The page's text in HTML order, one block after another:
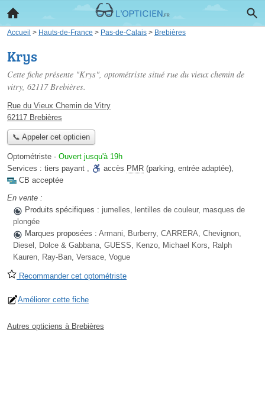
Accueil > Hauts-de-France > Pas-de-Calais > Brebières
Krys
Cette fiche présente "Krys", optométriste situé rue du vieux chemin de
vitry, 62117 Brebières.
Rue du Vieux Chemin de Vitry
62117 Brebières
📞 Appeler cet opticien
Optométriste - Ouvert jusqu'à 19h
Services : tiers payant , accès PMR (parking, entrée adaptée),
CB acceptée
En vente :
Produits spécifiques : jumelles, lentilles de couleur, masques de
plongée
Marques proposées : Armani, Burberry, CARRERA, Chevignon,
Diesel, Dolce & Gabbana, GUESS, Kenzo, Michael Kors, Ralph
Kauren, Ray-Ban, Versace, Vogue
Recommander cet optométriste
Améliorer cette fiche
Autres opticiens à Brebières